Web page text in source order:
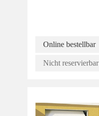
Online bestellbar
Nicht reservierbar